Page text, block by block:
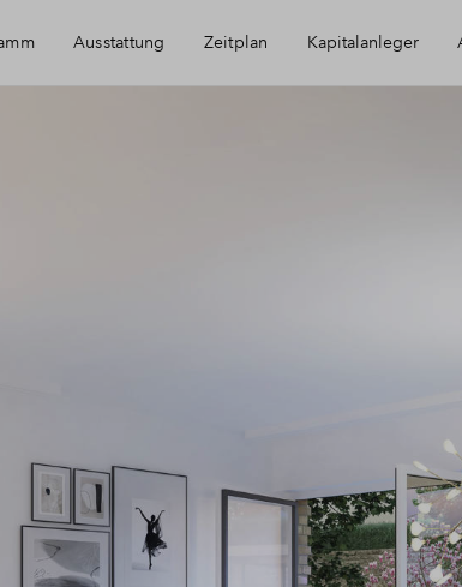
Ausstattung Zeitplan Kapitalanleger